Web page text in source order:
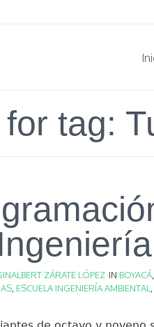
tag:
ZÁRATE LÓPEZ IN BOYACÁ
ESCUELA INGENIERÍA AMBIENTAL